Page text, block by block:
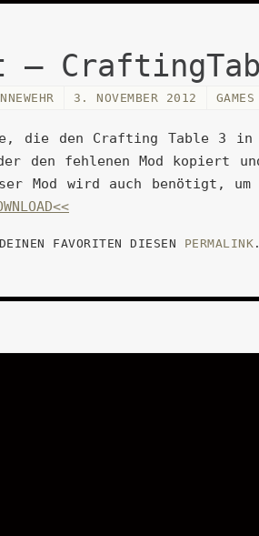
–
3. NOVEMBER 2012 GAMES
die den Crafting Table 3
den fehlenen Mod kopiert
Mod wird auch benötigt,
FAVORITEN DIESEN PERMALINK .